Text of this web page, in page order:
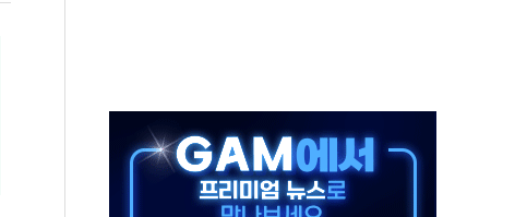
기 살해 10대 아들 체포